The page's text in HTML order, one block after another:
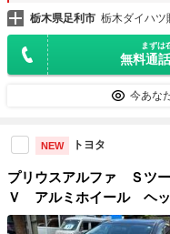
栃木県足利市 栃木ダイハツ
まずは
無料通
今あな
NEW トヨタ
プリウスアルファ Ｓツ
Ｖ アルミホイール ヘ
難防止システム 衝突安